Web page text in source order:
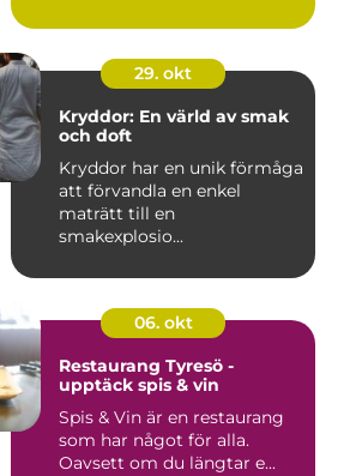
29. okt
Kryddor: En värld av smak
och doft
Kryddor har en unik förmåga
att förvandla en enkel
maträtt till en
smakexplosio...
06. okt
Restaurang Tyresö -
upptäck spis & vin
Spis & Vin är en restaurang
som har något för alla.
Oavsett om du längtar e...